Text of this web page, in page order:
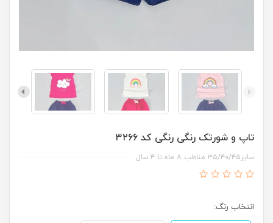
تاپ و شورتک رنگی رنگی کد ۳۲۶۶
سایز۳۵/۴۰/۴۵ مناطب ۸ ماه تا ۴ سال
انتخاب رنگ: